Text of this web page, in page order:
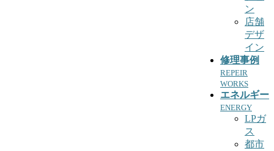
ン
店舗
デザ
イン
修理事例
REPEIR
WORKS
エネルギー
ENERGY
LPガ
ス
都市